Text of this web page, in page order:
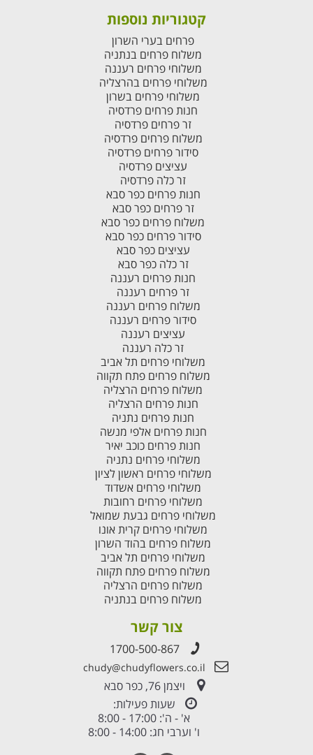
קטגוריות נוספות
פרחים בערי השרון
משלוח פרחים בנתניה
משלוחי פרחים רעננה
משלוחי פרחים בהרצליה
משלוחי פרחים בשרון
חנות פרחים פרדסיה
זר פרחים פרדסיה
משלוח פרחים פרדסיה
סידור פרחים פרדסיה
עציצים פרדסיה
זר כלה פרדסיה
חנות פרחים כפר סבא
זר פרחים כפר סבא
משלוח פרחים כפר סבא
סידור פרחים כפר סבא
עציצים כפר סבא
זר כלה כפר סבא
חנות פרחים רעננה
זר פרחים רעננה
משלוח פרחים רעננה
סידור פרחים רעננה
עציצים רעננה
זר כלה רעננה
משלוחי פרחים תל אביב
משלוח פרחים פתח תקווה
משלוח פרחים הרצליה
חנות פרחים הרצליה
חנות פרחים נתניה
חנות פרחים אלפי מנשה
חנות פרחים כוכב יאיר
משלוחי פרחים נתניה
משלוחי פרחים ראשון לציון
משלוחי פרחים אשדוד
משלוחי פרחים רחובות
משלוחי פרחים גבעת שמואל
משלוחי פרחים קרית אונו
משלוח פרחים בהוד השרון
משלוחי פרחים תל אביב
משלוח פרחים פתח תקווה
משלוח פרחים הרצליה
משלוח פרחים בנתניה
צור קשר
1700-500-867
chudy@chudyflowers.co.il
ויצמן 76, כפר סבא
שעות פעילות:
א' - ה': 17:00 - 8:00
ו' וערבי חג: 14:00 - 8:00